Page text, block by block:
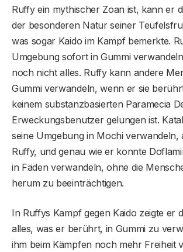
Ruffy ein mythischer Zoan ist, kann er
der besonderen Natur seiner
was sogar Kaido im Kampf bemerkte.
Umgebung sofort in Gummi
noch nicht alles. Ruffy kann andere
Gummi verwandeln, wenn er sie
keinem substanzbasierten Paramecia
Erweckungsbenutzer gelungen ist.
seine Umgebung in Mochi verwandeln,
Ruffy, und genau wie er konnte
in Fäden verwandeln, ohne die
herum zu beeinträchtigen.
In Ruffys Kampf gegen Kaido zeigte er
alles, was er berührt, in Gummi zu
ihm beim Kämpfen noch mehr Freiheit